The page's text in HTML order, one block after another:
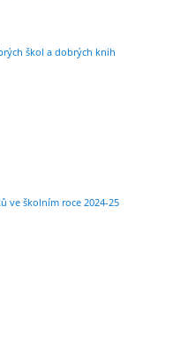
732 246 380, Jídelna:
škol a dobrých knih
ve školním roce 2024-25